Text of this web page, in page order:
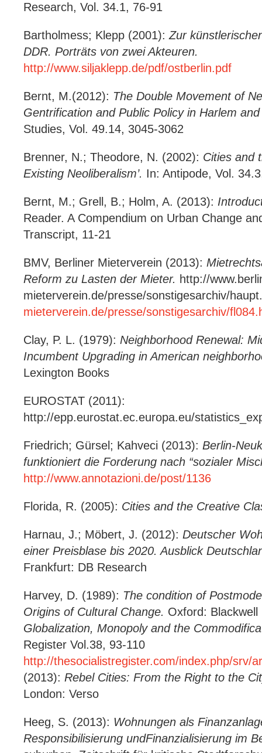
Research, Vol. 34.1, 76-91
Bartholmess; Klepp (2001): Zur
DDR. Porträts von zwei Akteuren.
http://www.siljaklepp.de/pdf/ostberlin.pdf
Bernt, M.(2012): The Double Movement of
Gentrification and Public Policy in Harlem
Studies, Vol. 49.14, 3045-3062
Brenner, N.; Theodore, N. (2002): Cities and
Existing Neoliberalism’. In: Antipode, Vol.
Bernt, M.; Grell, B.; Holm, A. (2013):
Reader. A Compendium on Urban Change
Transcript, 11-21
BMV, Berliner Mieterverein (2013):
Reform zu Lasten der Mieter. http://
mieterverein.de/presse/sonstigesarchiv/
mieterverein.de/presse/sonstigesarchiv/
Clay, P. L. (1979): Neighborhood Renewal:
Incumbent Upgrading in American
Lexington Books
EUROSTAT (2011):
http://epp.eurostat.ec.europa.eu/
Friedrich; Gürsel; Kahveci (2013): Berlin-
funktioniert die Forderung nach “sozialer
http://www.annotazioni.de/post/1136
Florida, R. (2005): Cities and the Creative
Harnau, J.; Möbert, J. (2012): Deutscher
einer Preisblase bis 2020.Ausblick
Frankfurt: DB Research
Harvey, D. (1989): The condition of
Origins of Cultural Change. Oxford:
Globalization, Monopoly and the
Register Vol.38, 93-110
http://thesocialistregister.com/index.php/srv/
(2013): Rebel Cities: From the Right to the
London: Verso
Heeg, S. (2013): Wohnungen als
Responsibilisierung undFinanzialisierung im